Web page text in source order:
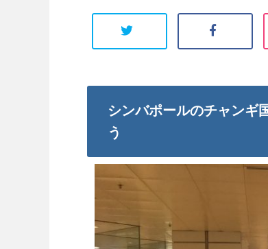
シンバポールのチャンギ
う